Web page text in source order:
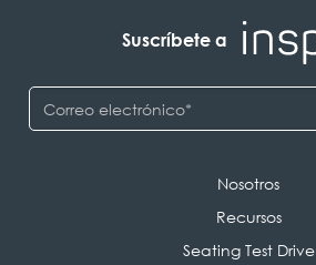
Suscríbete a
Nosotros
Recursos
Seating Test Drive